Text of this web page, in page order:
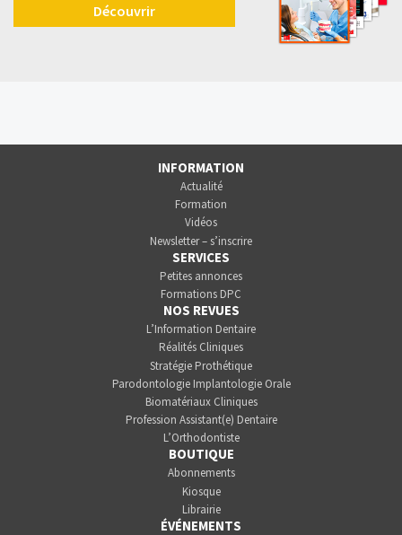
Découvrir
INFORMATION
Actualité
Formation
Vidéos
Newsletter – s’inscrire
SERVICES
Petites annonces
Formations DPC
NOS REVUES
L’Information Dentaire
Réalités Cliniques
Stratégie Prothétique
Parodontologie Implantologie Orale
Biomatériaux Cliniques
Profession Assistant(e) Dentaire
L’Orthodontiste
BOUTIQUE
Abonnements
Kiosque
Librairie
ÉVÉNEMENTS